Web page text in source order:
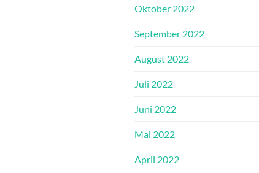
Oktober 2022
September 2022
August 2022
Juli 2022
Juni 2022
Mai 2022
April 2022